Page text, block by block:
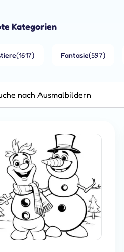
Kategorien
(1617) Fantasie(597)